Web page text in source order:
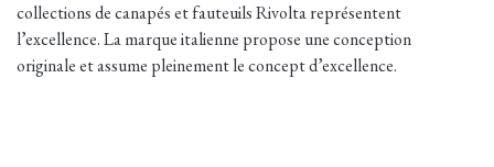
collections de canapés et fauteuils Rivolta représentent
l’excellence. La marque italienne propose une conception
originale et assume pleinement le concept d’excellence.